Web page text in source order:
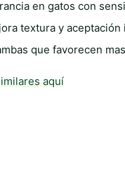
en gatos con
textura y
que favorecen
aquí